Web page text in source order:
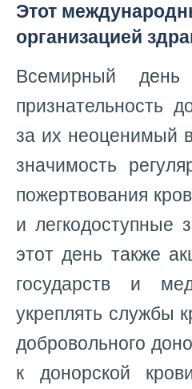
Этот
организацией
Всемирный
признательность
за их неоценимый
значимость
пожертвования
и легкодоступные
этот день также
государств и
укреплять службы
добровольного
к донорской